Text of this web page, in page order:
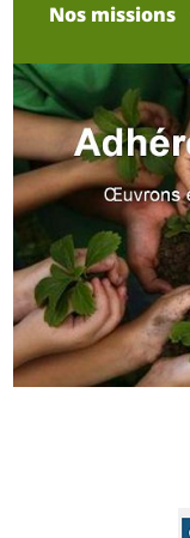
Nos missions